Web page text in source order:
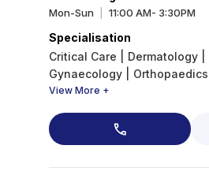
Mon-Sun 11:00 AM- 3:30PM
Specialisation
Critical Care
Dermatology
Gynaecology
Orthopaedics
View More +